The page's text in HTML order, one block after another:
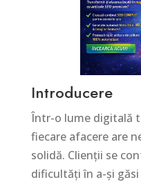
Introducere
Într-o lume digitală
fiecare afacere are
solidă. Clienții se
dificultăți în a-și